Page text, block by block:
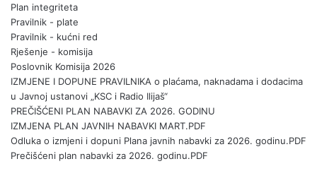
Plan integriteta
Pravilnik - plate
Pravilnik - kućni red
Rješenje - komisija
Poslovnik Komisija 2026
IZMJENE I DOPUNE PRAVILNIKA o plaćama, naknadama i dodacima
u Javnoj ustanovi „KSC i Radio Ilijaš“
PREČIŠĆENI PLAN NABAVKI ZA 2026. GODINU
IZMJENA PLAN JAVNIH NABAVKI MART.PDF
Odluka o izmjeni i dopuni Plana javnih nabavki za 2026. godinu.PDF
Prečišćeni plan nabavki za 2026. godinu.PDF